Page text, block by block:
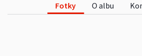
Fotky O albu